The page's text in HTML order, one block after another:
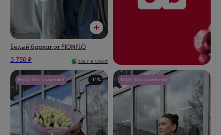
Белый бархат от PIONFLO
3 750 ₽ 938 ₽ в Сплит
Берут без сомнений -11 % Берут без сомнений